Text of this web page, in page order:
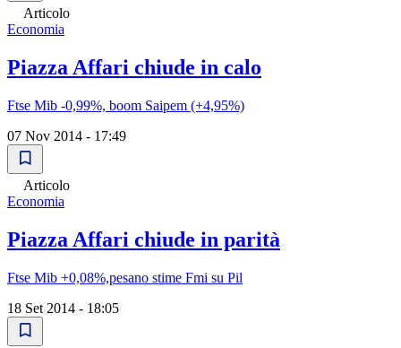
Articolo
Economia
Piazza Affari chiude in calo
Ftse Mib -0,99%, boom Saipem (+4,95%)
07 Nov 2014 - 17:49
Articolo
Economia
Piazza Affari chiude in parità
Ftse Mib +0,08%,pesano stime Fmi su Pil
18 Set 2014 - 18:05